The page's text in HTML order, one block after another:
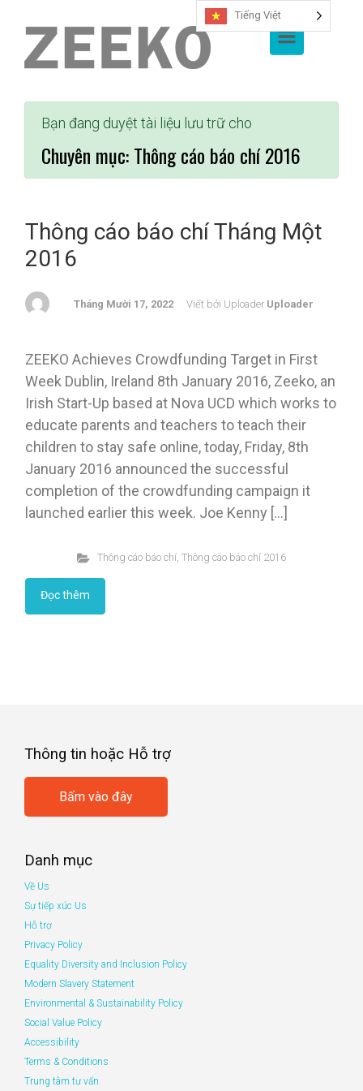
Bạn đang duyệt tài liệu lưu trữ cho
Chuyên mục:Thông cáo báo chí 2016
Thông cáo báo chí Tháng Một
2016
Tháng Mười 17, 2022 Viết bởi Uploader Uploader
ZEEKO Achieves Crowdfunding Target in First
Week Dublin, Ireland 8th January 2016, Zeeko, an
Irish Start-Up based at Nova UCD which works to
educate parents and teachers to teach their
children to stay safe online, today, Friday, 8th
January 2016 announced the successful
completion of the crowdfunding campaign it
launched earlier this week. Joe Kenny […]
Thông cáo báo chí,Thông cáo báo chí 2016
Đọc thêm
Thông tin hoặc Hỗ trợ
Bấm vào đây
Danh mục
Về Us
Sự tiếp xúc Us
Hỗ trợ
Privacy Policy
Equality Diversity and Inclusion Policy
Modern Slavery Statement
Environmental & Sustainability Policy
Social Value Policy
Accessibility
Terms & Conditions
Trung tâm tư vấn
Tiếng Việt